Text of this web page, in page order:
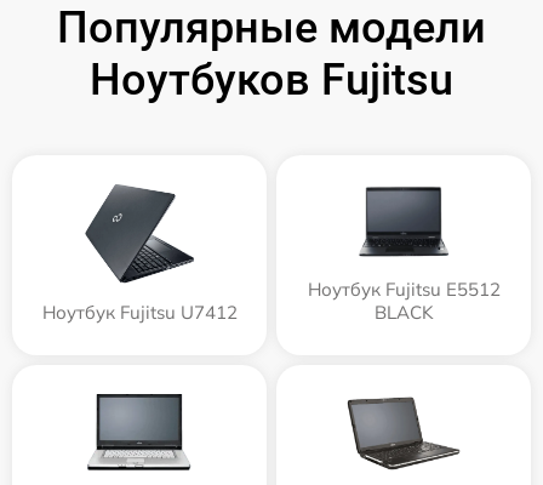
Популярные модели
Ноутбуков Fujitsu
Ноутбук Fujitsu U7412
Ноутбук Fujitsu E5512
BLACK